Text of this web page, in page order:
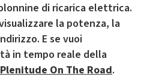
di ricarica elettrica.
la potenza, la
E se vuoi
in tempo reale della
On The Road.